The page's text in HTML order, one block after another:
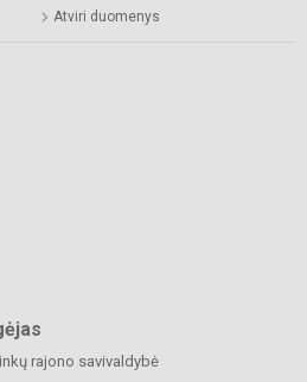
Atviri duomenys
rajono savivaldybė